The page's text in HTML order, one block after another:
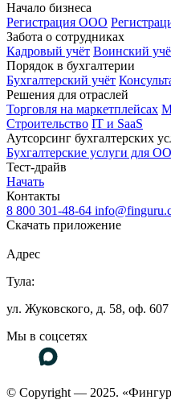
Начало бизнеса
Регистрация ООО
Забота о сотрудниках
Кадровый учёт Воинский
Порядок в бухгалтерии
Бухгалтерский учёт
Решения для отраслей
Торговля на маркетплейсах
Строительство IT и SaaS
Аутсорсинг бухгалтерских
Бухгалтерские услуги для
Тест-драйв
Начать
Контакты
8 800 301-48-64
Скачать приложение
Адрес
Тула:
ул. Жуковского, д. 58, оф.
Мы в соцсетях
© Copyright — 2025.